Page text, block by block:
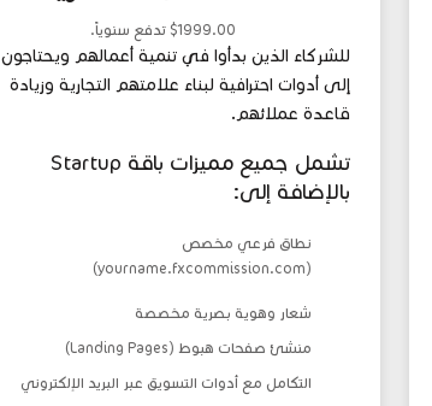
$1999.00 تدفع سنوياً.
للشركاء الذين بدأوا في تنمية أعمالهم ويحتاجون
إلى أدوات احترافية لبناء علامتهم التجارية وزيادة
قاعدة عملائهم.
تشمل جميع مميزات باقة Startup
بالإضافة إلى:
نطاق فرعي مخصص
(yourname.fxcommission.com)
شعار وهوية بصرية مخصصة
منشئ صفحات هبوط (Landing Pages)
التكامل مع أدوات التسويق عبر البريد الإلكتروني